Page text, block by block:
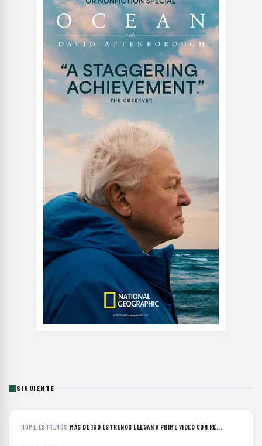
SIGUIENTE
HOME›ESTRENOS ›MÁS DE 160 ESTRENOS LLEGAN A PRIME VIDEO CON RE...